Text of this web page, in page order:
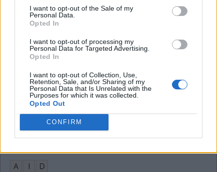
I want to opt-out of the Sale of my
Personal Data.
Opted In
I want to opt-out of processing my
Personal Data for Targeted Advertising.
Opted In
I want to opt-out of Collection, Use,
Retention, Sale, and/or Sharing of my
Personal Data that Is Unrelated with the
Purposes for which it was collected.
Opted Out
CONFIRM
O L G
A
Escola artística ligada à ilusão de ótica (ing.)
P A R
T
E G A
R
Odor agradável ao olfato
M
A
A
I
D